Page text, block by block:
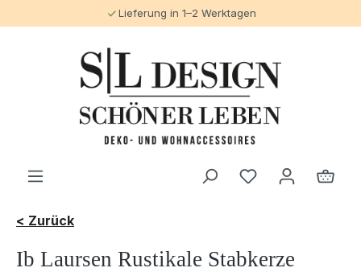
Lieferung in 1–2 Werktagen
< Zurück
Ib Laursen Rustikale Stabkerze